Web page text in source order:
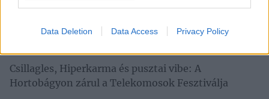
Data Deletion Data Access Privacy Policy
Elindult a nagy Tisza‑tavi szavazás: melyik
vendéglátóhely a kedvenced?
Csillagles, Hiperkarma és pusztai vibe: A
Hortobágyon zárul a Telekomosok Fesztiválja